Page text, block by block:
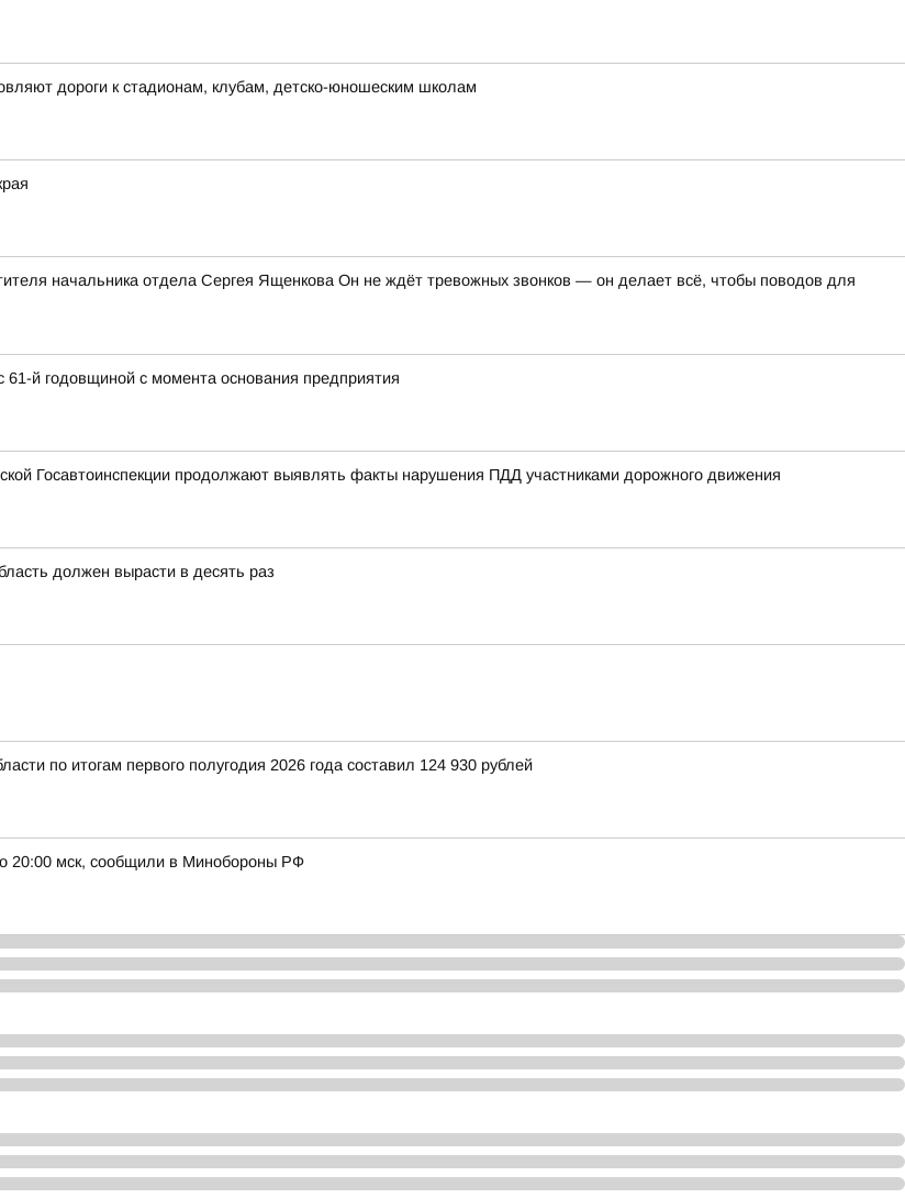
дороги к стадионам, клубам, детско-юношеским школам
начальника отдела Сергея Ященкова Он не ждёт тревожных звонков — он делает всё, чтобы поводов для
й годовщиной с момента основания предприятия
Госавтоинспекции продолжают выявлять факты нарушения ПДД участниками дорожного движения
должен вырасти в десять раз
по итогам первого полугодия 2026 года составил 124 930 рублей
20:00 мск, сообщили в Минобороны РФ